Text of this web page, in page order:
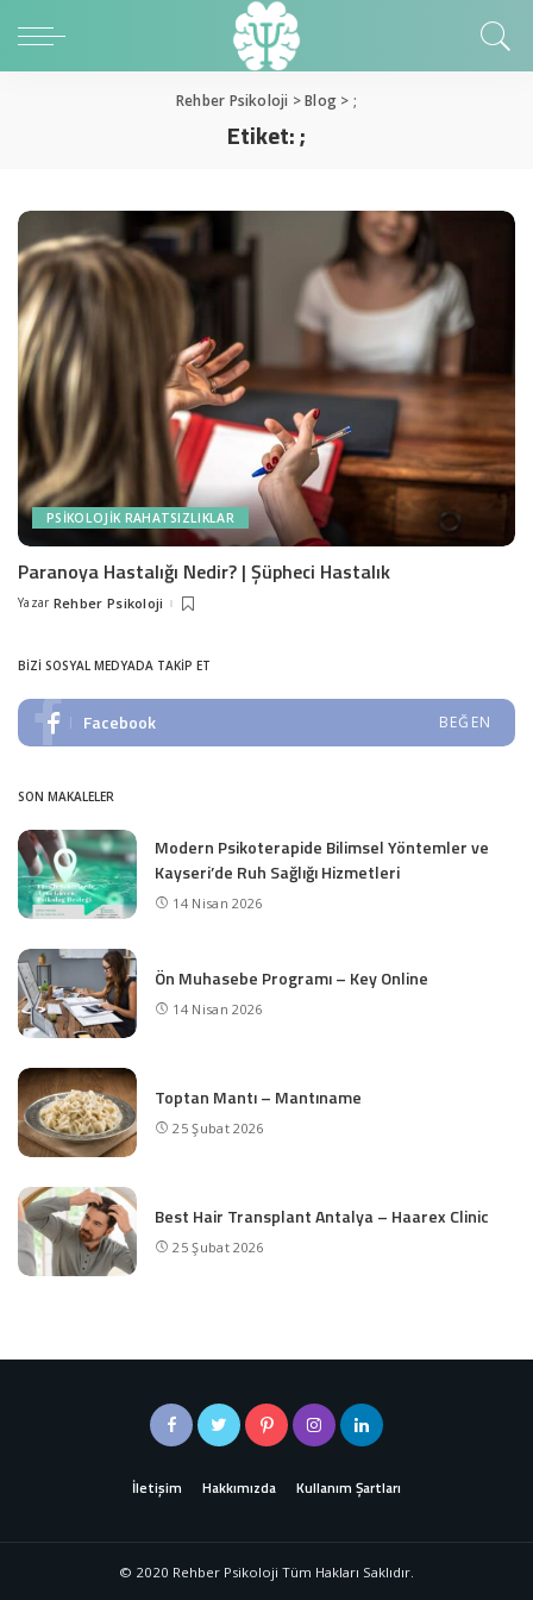
Rehber Psikoloji >Blog > ;
Etiket:;
PSIKOLOJIK RAHATSIZLIKLAR
Paranoya Hastalığı Nedir? | Şüpheci Hastalık
Posted
Yazar Rehber Psikoloji
BIZI SOSYAL MEDYADA TAKIP ET
Facebook BEĞEN
SON MAKALELER
Modern Psikoterapide Bilimsel Yöntemler ve
Kayseri’de Ruh Sağlığı Hizmetleri
14 Nisan 2026
Ön Muhasebe Programı – Key Online
14 Nisan 2026
Toptan Mantı – Mantıname
25 Şubat 2026
Best Hair Transplant Antalya – Haarex Clinic
25 Şubat 2026
İletişim Hakkımızda Kullanım Şartları
© 2020 Rehber Psikoloji Tüm Hakları Saklıdır.